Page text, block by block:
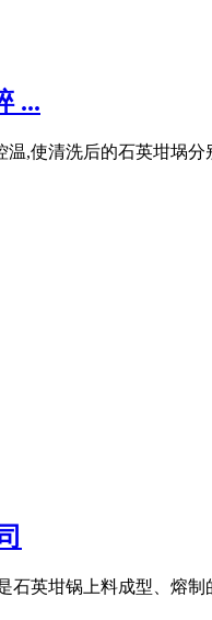
...
,使清洗后的石英坩埚
坩锅上料成型、熔制的